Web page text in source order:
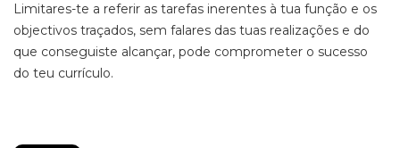
Limitares-te a referir as tarefas inerentes à tua função e os
objectivos traçados, sem falares das tuas realizações e do
que conseguiste alcançar, pode comprometer o sucesso
do teu currículo.